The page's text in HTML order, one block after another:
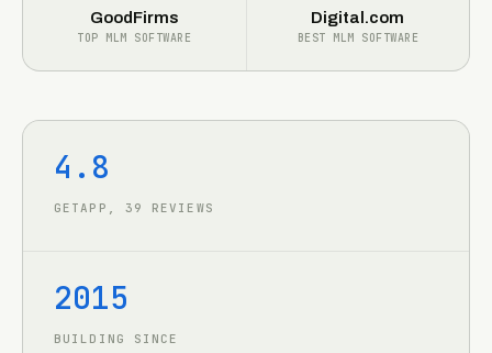
GoodFirms
TOP MLM SOFTWARE
Digital.com
BEST MLM SOFTWARE
4.8
GETAPP, 39 REVIEWS
2015
BUILDING SINCE